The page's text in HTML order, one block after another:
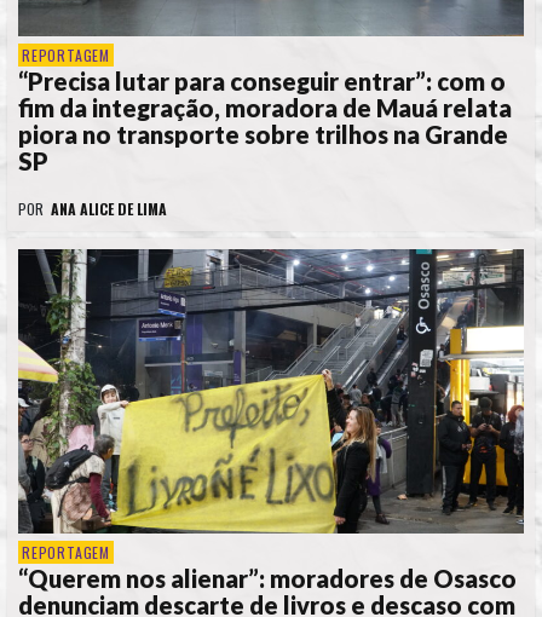
REPORTAGEM
“Precisa lutar para conseguir entrar”: com o
fim da integração, moradora de Mauá relata
piora no transporte sobre trilhos na Grande
SP
POR ANA ALICE DE LIMA
REPORTAGEM
“Querem nos alienar”: moradores de Osasco
denunciam descarte de livros e descaso com